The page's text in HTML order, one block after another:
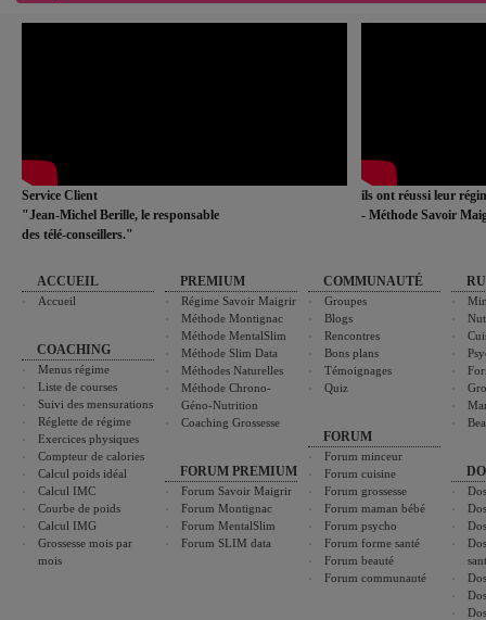
Service Client
"Jean-Michel Berille, le responsable
des télé-conseillers."
ils ont réussi leur
- Méthode Savoir
ACCUEIL
Accueil
COACHING
Menus régime
Liste de courses
Suivi des mensurations
Réglette de régime
Exercices physiques
Compteur de calories
Calcul poids idéal
Calcul IMC
Courbe de poids
Calcul IMG
Grossesse mois par
mois
PREMIUM
Régime Savoir Maigrir
Méthode Montignac
Méthode MentalSlim
Méthode Slim Data
Méthodes Naturelles
Méthode Chrono-
Géno-Nutrition
Coaching Grossesse
FORUM PREMIUM
Forum Savoir Maigrir
Forum Montignac
Forum MentalSlim
Forum SLIM data
COMMUNAUTÉ
Groupes
Blogs
Rencontres
Bons plans
Témoignages
Quiz
FORUM
Forum minceur
Forum cuisine
Forum grossesse
Forum maman bébé
Forum psycho
Forum forme santé
Forum beauté
Forum communauté